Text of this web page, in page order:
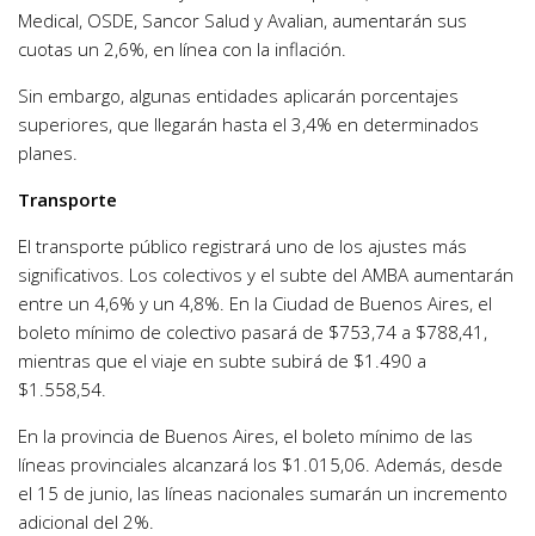
Medical, OSDE, Sancor Salud y Avalian, aumentarán sus
cuotas un 2,6%, en línea con la inflación.
Sin embargo, algunas entidades aplicarán porcentajes
superiores, que llegarán hasta el 3,4% en determinados
planes.
Transporte
El transporte público registrará uno de los ajustes más
significativos. Los colectivos y el subte del AMBA aumentarán
entre un 4,6% y un 4,8%. En la Ciudad de Buenos Aires, el
boleto mínimo de colectivo pasará de $753,74 a $788,41,
mientras que el viaje en subte subirá de $1.490 a
$1.558,54.
En la provincia de Buenos Aires, el boleto mínimo de las
líneas provinciales alcanzará los $1.015,06. Además, desde
el 15 de junio, las líneas nacionales sumarán un incremento
adicional del 2%.